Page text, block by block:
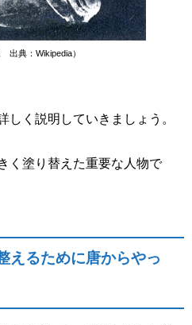
出典：Wikipedia）
しく説明していきましょう。
く塗り替えた重要な人物で
えるために唐からやっ